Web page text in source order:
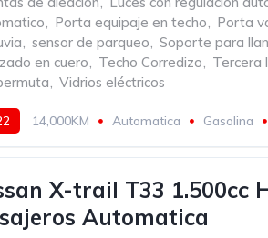
, Porta equipaje en techo, Porta
, sensor de parqueo, Soporte para
en cuero, Techo Corredizo, Tercera
, Vidrios eléctricos
14,000KM Automatica Gasolina
X-trail T33 1.500cc
Automatica